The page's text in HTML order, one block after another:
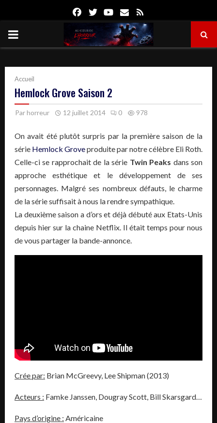
FacebookTwitterYoutube
Email
PRIMARY
Accueil
Hemlock Grove Saison 2
Parhorreur 12 juillet 2014 0 978
On avait été plutôt surpris par la première saison de la
série Hemlock Groveproduite par notre célèbre Eli Roth.
Celle-ci se rapprochait de la série Twin Peaks dans son
approche esthétique et le développement de ses
personnages. Malgré ses nombreux défauts, le charme
de la série suffisait à nous la rendre sympathique.
La deuxième saison a d’ors et déjà débuté aux Etats-Unis
depuis hier sur la chaine Netflix. Il était temps pour nous
de vous partager la bande-annonce.
Crée par: Brian McGreevy, Lee Shipman (2013)
Acteurs : Famke Janssen, Dougray Scott, Bill Skarsgard…
Pays d’origine : Américaine